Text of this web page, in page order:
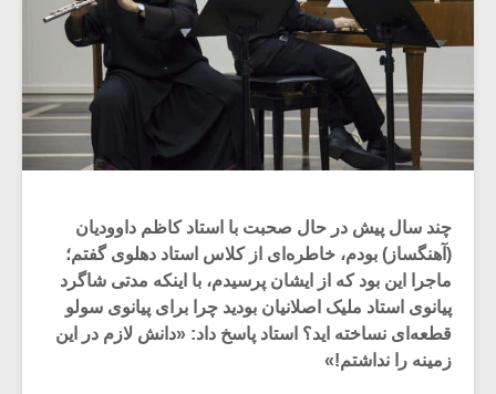
چند سال پیش در حال صحبت با استاد کاظم داوودیان
(آهنگساز) بودم، خاطره‌ای از کلاس استاد دهلوی گفتم؛
ماجرا این بود که از ایشان پرسیدم، با اینکه مدتی شاگرد
پیانوی استاد ملیک اصلانیان بودید چرا برای پیانوی سولو
قطعه‌ای نساخته اید؟ استاد پاسخ داد: «دانش لازم در این
زمینه را نداشتم!»